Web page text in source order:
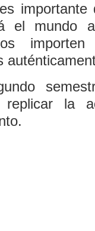
el mundo
replicar la